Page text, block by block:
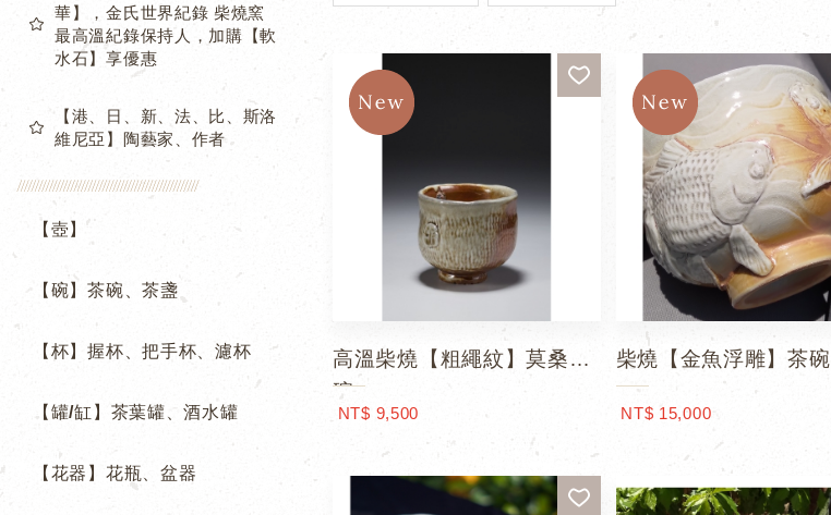
華】，金氏世界紀錄 柴燒窯
最高溫紀錄保持人，加購【軟
水石】享優惠
【港、日、新、法、比、斯洛
維尼亞】陶藝家、作者
【壺】
【碗】茶碗、茶盞
【杯】握杯、把手杯、濾杯
【罐/缸】茶葉罐、酒水罐
【花器】花瓶、盆器
高溫柴燒【粗繩紋】莫桑茶
碗
NT$ 9,500
柴燒【金魚浮雕】茶碗
NT$ 15,000